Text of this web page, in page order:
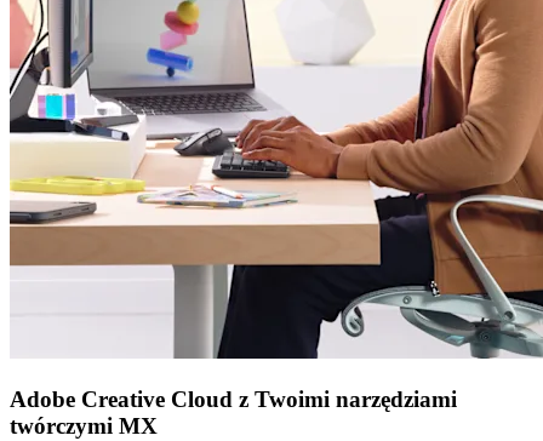
Adobe Creative Cloud z Twoimi narzędziami
twórczymi MX